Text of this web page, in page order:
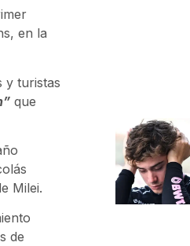
en la
y turistas
que
Milei.
de